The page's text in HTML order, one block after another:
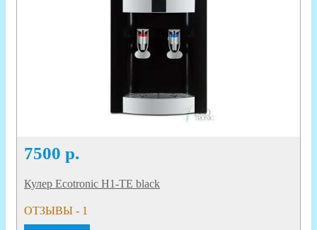
7500 р.
Кулер Ecotronic H1-TE black
ОТЗЫВЫ - 1